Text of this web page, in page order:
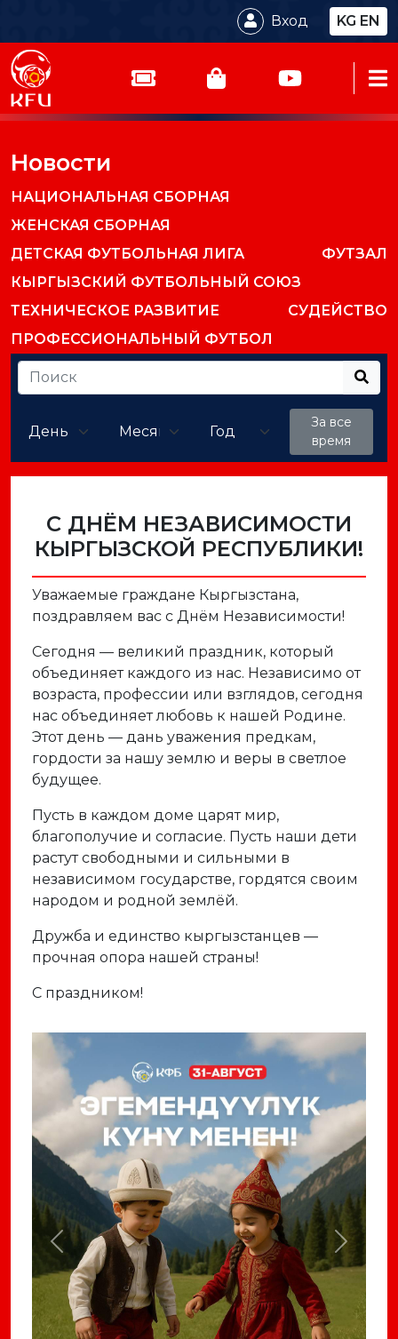
Вход KG EN
Новости
НАЦИОНАЛЬНАЯ СБОРНАЯ
ЖЕНСКАЯ СБОРНАЯ
ДЕТСКАЯ ФУТБОЛЬНАЯ ЛИГА
ФУТЗАЛ
КЫРГЫЗСКИЙ ФУТБОЛЬНЫЙ СОЮЗ
ТЕХНИЧЕСКОЕ РАЗВИТИЕ
СУДЕЙСТВО
ПРОФЕССИОНАЛЬНЫЙ ФУТБОЛ
За все
время
С ДНЁМ НЕЗАВИСИМОСТИ
КЫРГЫЗСКОЙ РЕСПУБЛИКИ!
Уважаемые граждане Кыргызстана,
поздравляем вас с Днём Независимости!
Сегодня — великий праздник, который
объединяет каждого из нас. Независимо от
возраста, профессии или взглядов, сегодня
нас объединяет любовь к нашей Родине.
Этот день — дань уважения предкам,
гордости за нашу землю и веры в светлое
будущее.
Пусть в каждом доме царят мир,
благополучие и согласие. Пусть наши дети
растут свободными и сильными в
независимом государстве, гордятся своим
народом и родной землёй.
Дружба и единство кыргызстанцев —
прочная опора нашей страны!
С праздником!
Previous Next